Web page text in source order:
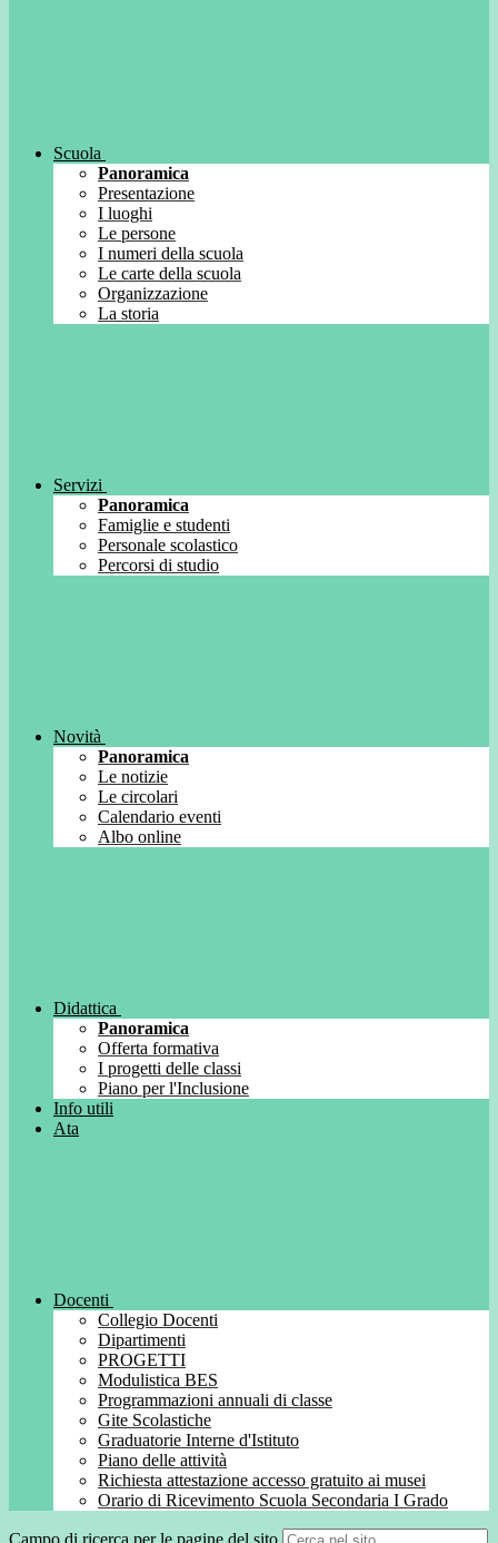
Scuola
Panoramica
Presentazione
I luoghi
Le persone
I numeri della scuola
Le carte della scuola
Organizzazione
La storia
Servizi
Panoramica
Famiglie e studenti
Personale scolastico
Percorsi di studio
Novità
Panoramica
Le notizie
Le circolari
Calendario eventi
Albo online
Didattica
Panoramica
Offerta formativa
I progetti delle classi
Piano per l'Inclusione
Info utili
Ata
Docenti
Collegio Docenti
Dipartimenti
PROGETTI
Modulistica BES
Programmazioni annuali di classe
Gite Scolastiche
Graduatorie Interne d'Istituto
Piano delle attività
Richiesta attestazione accesso gratuito ai musei
Orario di Ricevimento Scuola Secondaria I Grado